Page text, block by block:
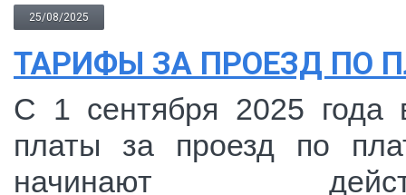
25/08/2025
ТАРИФЫ ЗА ПРОЕЗД ПО
С 1 сентября 2025 года
платы за проезд по
начинают